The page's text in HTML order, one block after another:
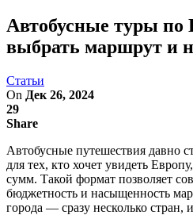
Автобусные туры по
выбрать маршрут и
Статьи
On Дек 26, 2024
29
Share
Автобусные путешествия давно
для тех, кто хочет увидеть
сумм. Такой формат позволяет
бюджетность и насыщенность
города — сразу несколько стран,